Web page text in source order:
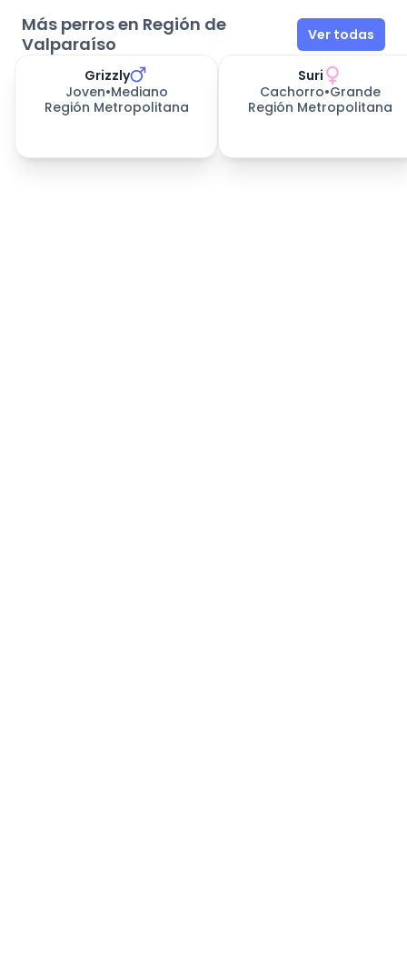
Más perros en Región de
Valparaíso
Ver todas
Grizzly
Joven•Mediano
Región Metropolitana
Suri
Cachorro•Grande
Región Metropolitana